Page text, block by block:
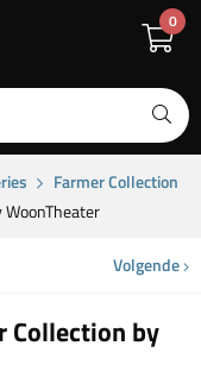
0
Farmer Collection
WoonTheater
Volgende
Collection by